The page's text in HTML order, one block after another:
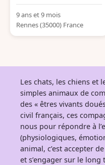
9 ans et 9 mois
Rennes (35000) France
Les chats, les chiens et
simples animaux de
des « êtres vivants
civil français, ces
nous pour répondre à
(physiologiques,
animal, c’est accepter
et s’engager sur le long